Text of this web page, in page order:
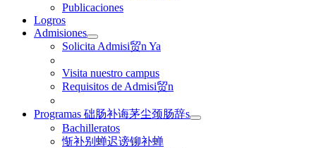
Publicaciones
Logros
Admisiones
Solicita Admisi贸n Ya
Visita nuestro campus
Requisitos de Admisi贸n
Programas 础肠补诲茅尘颈肠辞s
Bachilleratos
惭补别蝉迟谤铆补蝉